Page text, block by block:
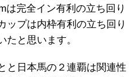
は完全イン有利の立ち回り
ップは内枠有利の立ち回り
たと思います。
と日本馬の２連覇は関連性